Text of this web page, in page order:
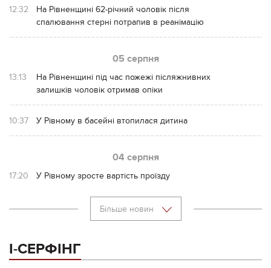
12:32
На Рівненщині 62-річний чоловік після
спалювання стерні потрапив в реанімацію
05 серпня
13:13
На Рівненщині під час пожежі післяжнивних
залишків чоловік отримав опіки
10:37 У Рівному в басейні втопилася дитина
04 серпня
17:20 У Рівному зросте вартість проїзду
Більше новин
І-СЕРФІНГ